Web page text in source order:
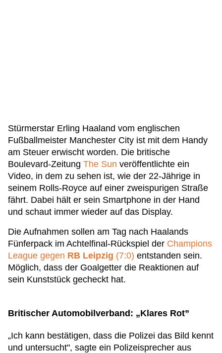
Stürmerstar Erling Haaland vom englischen
Fußballmeister Manchester City ist mit dem Handy
am Steuer erwischt worden. Die britische
Boulevard-Zeitung The Sun veröffentlichte ein
Video, in dem zu sehen ist, wie der 22-Jährige in
seinem Rolls-Royce auf einer zweispurigen Straße
fährt. Dabei hält er sein Smartphone in der Hand
und schaut immer wieder auf das Display.
Die Aufnahmen sollen am Tag nach Haalands
Fünferpack im Achtelfinal-Rückspiel der Champions
League gegen RB Leipzig (7:0) entstanden sein.
Möglich, dass der Goalgetter die Reaktionen auf
sein Kunststück gecheckt hat.
Britischer Automobilverband: „Klares Rot”
„Ich kann bestätigen, dass die Polizei das Bild kennt
und untersucht", sagte ein Polizeisprecher aus